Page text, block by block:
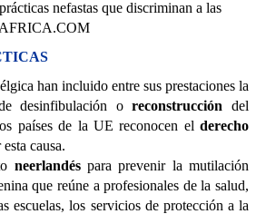
nefastas que discriminan a las
han incluido entre sus prestaciones la
desinfibulación oreconstrucción del
países de la UE reconocen el derecho
causa.
neerlandéspara prevenir la mutilación
que reúne a profesionales de la salud,
escuelas, los servicios de protección a la